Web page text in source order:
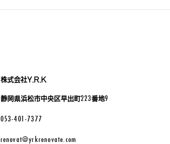
株式会社Y.R.K
静岡県浜松市中央区早出町223番地9
053-401-7377
renovat@yrkrenovate.com